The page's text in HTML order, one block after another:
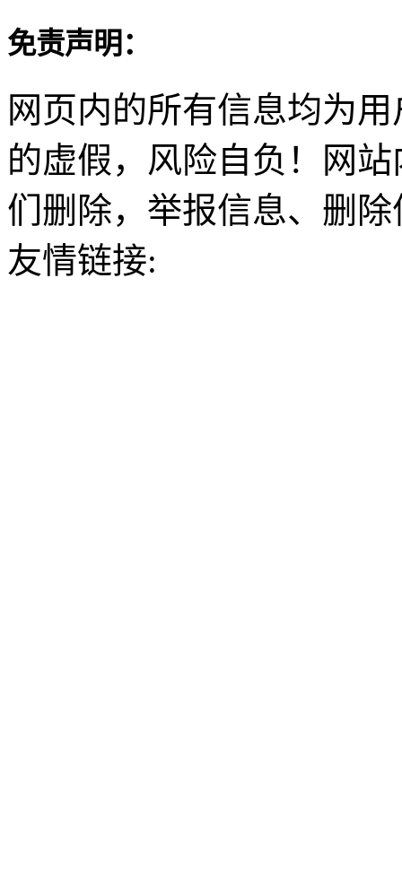
免责声明：
网页内的所有信息均为
的虚假，风险自负！网
们删除，举报信息、删
友情链接: